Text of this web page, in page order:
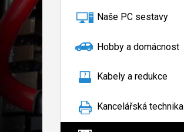
Naše PC sestavy
Hobby a domácnost
Kabely a redukce
Kancelářská technika